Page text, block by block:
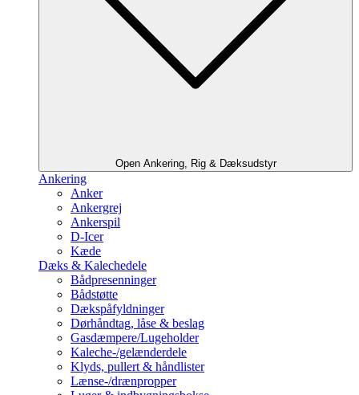
Open Ankering, Rig & Dæksudstyr
Ankering
Anker
Ankergrej
Ankerspil
D-Icer
Kæde
Dæks & Kalechedele
Bådpresenninger
Bådstøtte
Dækspåfyldninger
Dørhåndtag, låse & beslag
Gasdæmpere/Lugeholder
Kaleche-/gelænderdele
Klyds, pullert & håndlister
Lænse-/drænpropper